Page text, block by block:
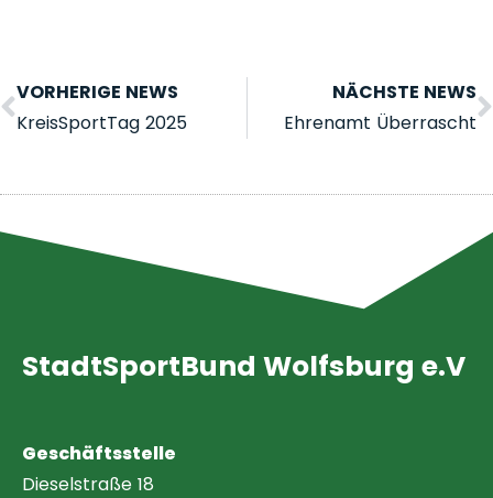
VORHERIGE NEWS
KreisSportTag 2025
NÄCHSTE NEWS
Ehrenamt Überrascht
StadtSportBund Wolfsburg e.V
Geschäftsstelle
Dieselstraße 18